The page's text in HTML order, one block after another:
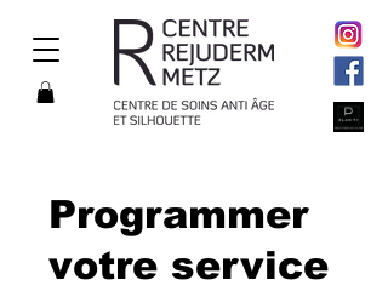
Programmer
votre service